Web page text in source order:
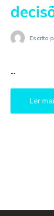
Escrito
...
Ler